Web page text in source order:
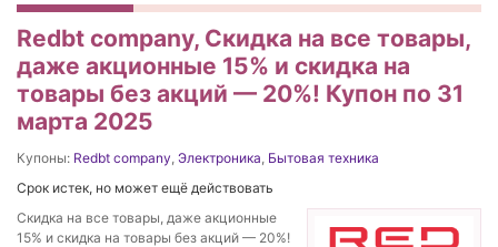
Redbt company, Скидка на все товары,
даже акционные 15% и скидка на
товары без акций — 20%! Купон по 31
марта 2025
Купоны: Redbt company, Электроника, Бытовая техника
Срок истек, но может ещё действовать
Скидка на все товары, даже акционные
15% и скидка на товары без акций — 20%!